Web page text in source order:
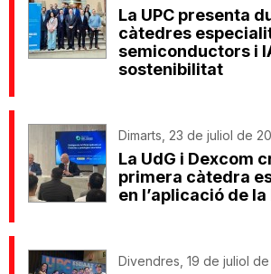
La UPC presenta
càtedres
semiconductors i
sostenibilitat
Dimarts, 23 de juliol de
La UdG i Dexcom
primera càtedra
en l’aplicació de
Divendres, 19 de juliol